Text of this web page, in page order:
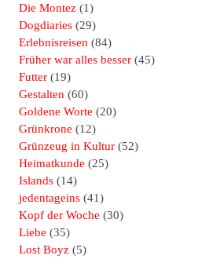
Die Montez (1)
Dogdiaries (29)
Erlebnisreisen (84)
Früher war alles besser (45)
Futter (19)
Gestalten (60)
Goldene Worte (20)
Grünkrone (12)
Grünzeug in Kultur (52)
Heimatkunde (25)
Islands (14)
jedentageins (41)
Kopf der Woche (30)
Liebe (35)
Lost Boyz (5)